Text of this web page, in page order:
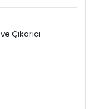
Çıkarıcı